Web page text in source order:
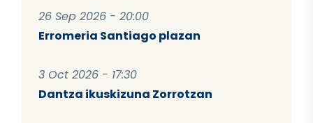
26 Sep 2026 - 20:00
Erromeria Santiago plazan
3 Oct 2026 - 17:30
Dantza ikuskizuna Zorrotzan